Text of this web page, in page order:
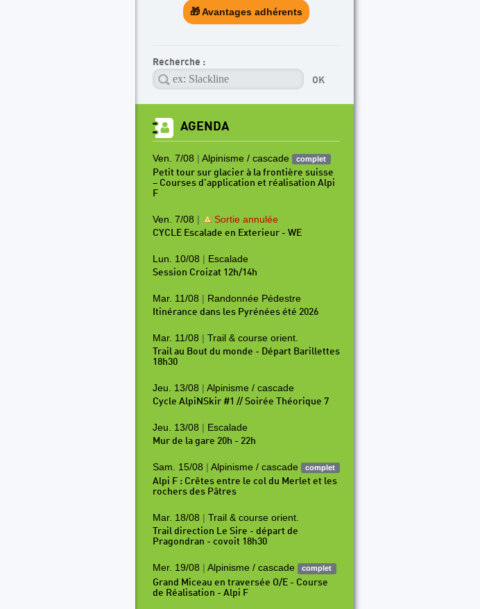
🎁 Avantages adhérents
Recherche :
AGENDA
Ven. 7/08 | Alpinisme / cascade complet
Petit tour sur glacier à la frontière suisse
– Courses d’application et réalisation Alpi
F
Ven. 7/08 | Sortie annulée
CYCLE Escalade en Exterieur - WE
Lun. 10/08 | Escalade
Session Croizat 12h/14h
Mar. 11/08 | Randonnée Pédestre
Itinérance dans les Pyrénées été 2026
Mar. 11/08 | Trail & course orient.
Trail au Bout du monde - Départ Barillettes
18h30
Jeu. 13/08 | Alpinisme / cascade
Cycle AlpiNSkir #1 // Soirée Théorique 7
Jeu. 13/08 | Escalade
Mur de la gare 20h - 22h
Sam. 15/08 | Alpinisme / cascade complet
Alpi F : Crêtes entre le col du Merlet et les
rochers des Pâtres
Mar. 18/08 | Trail & course orient.
Trail direction Le Sire - départ de
Pragondran - covoit 18h30
Mer. 19/08 | Alpinisme / cascade complet
Grand Miceau en traversée O/E - Course
de Réalisation - Alpi F